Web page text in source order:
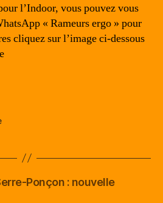
l’Indoor, vous pouvez vous
« Rameurs ergo » pour
cliquez sur l’image ci-dessous
Ponçon : nouvelle